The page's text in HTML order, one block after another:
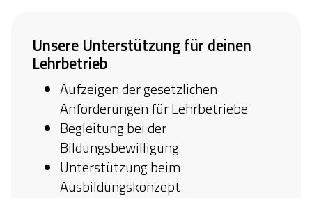
Unsere Unterstützung für deinen
Lehrbetrieb
Aufzeigen der gesetzlichen
Anforderungen für Lehrbetriebe
Begleitung bei der
Bildungsbewilligung
Unterstützung beim
Ausbildungskonzept